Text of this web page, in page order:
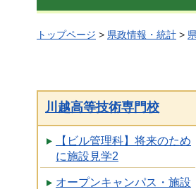
トップページ > 県政情報・統計 >
川越高等技術専門校
【ビル管理科】将来のため
に施設見学2
オープンキャンパス・施設